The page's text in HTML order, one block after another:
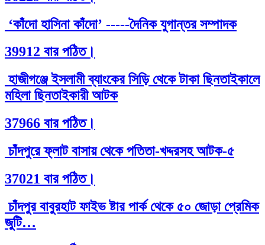
‘কাঁদো হাসিনা কাঁদো’ -----দৈনিক যুগান্তর সম্পাদক
39912 বার পঠিত।
হাজীগঞ্জে ইসলামী ব্যাংকের সিড়ি থেকে টাকা ছিনতাইকালে
মহিলা ছিনতাইকারী আটক
37966 বার পঠিত।
চাঁদপুরে ফ্লাট বাসায় থেকে পতিতা-খদ্দরসহ আটক-৫
37021 বার পঠিত।
চাঁদপুর বাবুরহাট ফাইভ ষ্টার পার্ক থেকে ৫০ জোড়া প্রেমিক
জুটি…